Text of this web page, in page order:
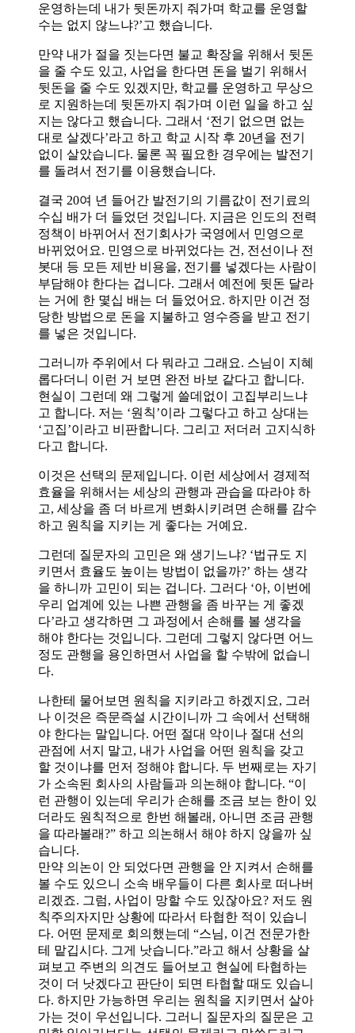
운영하는데 내가 뒷돈까지 줘가며 학교를 운영할
수는 없지 않느냐?’고 했습니다.
만약 내가 절을 짓는다면 불교 확장을 위해서 뒷돈
을 줄 수도 있고, 사업을 한다면 돈을 벌기 위해서
뒷돈을 줄 수도 있겠지만, 학교를 운영하고 무상으
로 지원하는데 뒷돈까지 줘가며 이런 일을 하고 싶
지는 않다고 했습니다. 그래서 ‘전기 없으면 없는
대로 살겠다’라고 하고 학교 시작 후 20년을 전기
없이 살았습니다. 물론 꼭 필요한 경우에는 발전기
를 돌려서 전기를 이용했습니다.
결국 20여 년 들어간 발전기의 기름값이 전기료의
수십 배가 더 들었던 것입니다. 지금은 인도의 전력
정책이 바뀌어서 전기회사가 국영에서 민영으로
바뀌었어요. 민영으로 바뀌었다는 건, 전선이나 전
봇대 등 모든 제반 비용을, 전기를 넣겠다는 사람이
부담해야 한다는 겁니다. 그래서 예전에 뒷돈 달라
는 거에 한 몇십 배는 더 들었어요. 하지만 이건 정
당한 방법으로 돈을 지불하고 영수증을 받고 전기
를 넣은 것입니다.
그러니까 주위에서 다 뭐라고 그래요. 스님이 지혜
롭다더니 이런 거 보면 완전 바보 같다고 합니다.
현실이 그런데 왜 그렇게 쓸데없이 고집부리느냐
고 합니다. 저는 ‘원칙’이라 그렇다고 하고 상대는
‘고집’이라고 비판합니다. 그리고 저더러 고지식하
다고 합니다.
이것은 선택의 문제입니다. 이런 세상에서 경제적
효율을 위해서는 세상의 관행과 관습을 따라야 하
고, 세상을 좀 더 바르게 변화시키려면 손해를 감수
하고 원칙을 지키는 게 좋다는 거예요.
그런데 질문자의 고민은 왜 생기느냐? ‘법규도 지
키면서 효율도 높이는 방법이 없을까?’ 하는 생각
을 하니까 고민이 되는 겁니다. 그러다 ‘아, 이번에
우리 업계에 있는 나쁜 관행을 좀 바꾸는 게 좋겠
다’라고 생각하면 그 과정에서 손해를 볼 생각을
해야 한다는 것입니다. 그런데 그렇지 않다면 어느
정도 관행을 용인하면서 사업을 할 수밖에 없습니
다.
나한테 물어보면 원칙을 지키라고 하겠지요, 그러
나 이것은 즉문즉설 시간이니까 그 속에서 선택해
야 한다는 말입니다. 어떤 절대 악이나 절대 선의
관점에 서지 말고, 내가 사업을 어떤 원칙을 갖고
할 것이냐를 먼저 정해야 합니다. 두 번째로는 자기
가 소속된 회사의 사람들과 의논해야 합니다. “이
런 관행이 있는데 우리가 손해를 조금 보는 한이 있
더라도 원칙적으로 한번 해볼래, 아니면 조금 관행
을 따라볼래?” 하고 의논해서 해야 하지 않을까 싶
습니다.
만약 의논이 안 되었다면 관행을 안 지켜서 손해를
볼 수도 있으니 소속 배우들이 다른 회사로 떠나버
리겠죠. 그럼, 사업이 망할 수도 있잖아요? 저도 원
칙주의자지만 상황에 따라서 타협한 적이 있습니
다. 어떤 문제로 회의했는데 “스님, 이건 전문가한
테 맡깁시다. 그게 낫습니다.”라고 해서 상황을 살
펴보고 주변의 의견도 들어보고 현실에 타협하는
것이 더 낫겠다고 판단이 되면 타협할 때도 있습니
다. 하지만 가능하면 우리는 원칙을 지키면서 살아
가는 것이 우선입니다. 그러니 질문자의 질문은 고